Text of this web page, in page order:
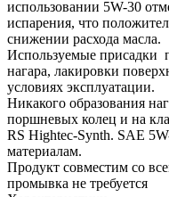
использовании 5W-30
испарения, что
снижении расхода масла.
Используемые присадки
нагара, лакировки
условиях эксплуатации.
Никакого образования
поршневых колец и на
RS Hightec-Synth. SAE
материалам.
Продукт совместим со
промывка не требуется